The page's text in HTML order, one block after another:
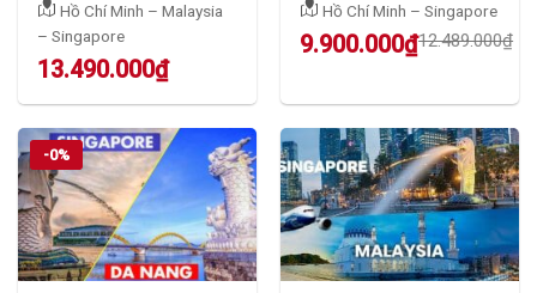
Hồ Chí Minh – Malaysia
– Singapore
13.490.000₫
Hồ Chí Minh – Singapore
12.489.000₫
Original
12.489.000₫.
9.900.000₫
Current
9.900.000₫.
-0%